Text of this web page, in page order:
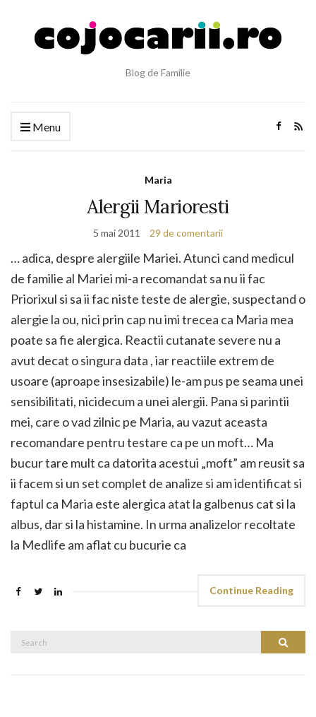
Blog de Familie
Menu
Maria
Alergii Marioresti
5 mai 2011 29 de comentarii
… adica, despre alergiile Mariei. Atunci cand medicul
de familie al Mariei mi-a recomandat sa nu ii fac
Priorixul si sa ii fac niste teste de alergie, suspectand o
alergie la ou, nici prin cap nu imi trecea ca Maria mea
poate sa fie alergica. Reactii cutanate severe nu a
avut decat o singura data , iar reactiile extrem de
usoare (aproape insesizabile) le-am pus pe seama unei
sensibilitati, nicidecum a unei alergii. Pana si parintii
mei, care o vad zilnic pe Maria, au vazut aceasta
recomandare pentru testare ca pe un moft… Ma
bucur tare mult ca datorita acestui „moft” am reusit sa
ii facem si un set complet de analize si am identificat si
faptul ca Maria este alergica atat la galbenus cat si la
albus, dar si la histamine. In urma analizelor recoltate
la Medlife am aflat cu bucurie ca
Continue Reading
Search